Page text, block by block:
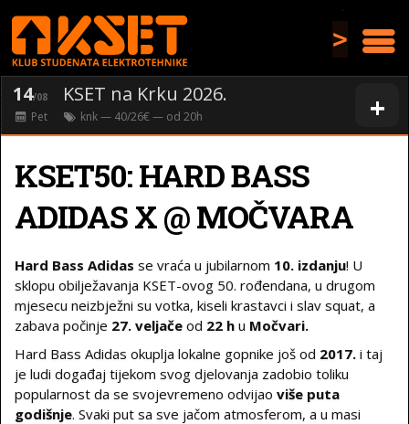
>
+
14/08 KSET na Krku 2026.
Pet knk— 40/26€ — od 20h
KSET50: HARD BASS
ADIDAS X @ MOČVARA
Hard Bass Adidas se vraća u jubilarnom 10. izdanju! U
sklopu obilježavanja KSET-ovog 50. rođendana, u drugom
mjesecu neizbježni su votka, kiseli krastavci i slav squat, a
zabava počinje 27. veljače od 22 h u Močvari.
Hard Bass Adidas okuplja lokalne gopnike još od 2017. i taj
je ludi događaj tijekom svog djelovanja zadobio toliku
popularnost da se svojevremeno odvijao više puta
godišnje. Svaki put sa sve jačom atmosferom, a u masi